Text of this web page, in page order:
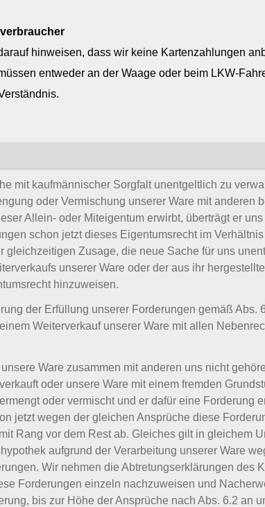
verpfänden noch sicherungsübereignen. Doch
oder verarbeiten, es sei denn,
Vertragspartner bereits im voraus einem Dritten
ihn zu einer neuen beweglichen Sache erfolgt in
erwachsen. Wir räumen dem Käufer schon
der neuen Sache zum Werte unserer Ware ein.
dem in der Rechnung ausgewiesenen Kaufpreis
zustehenden Sicherungen insoweit freigeben, als
mit kaufmännischer Sorgfalt unentgeltlich zu
oder Vermischung unserer Ware mit anderen
Allein- oder Miteigentum erwirbt, überträgt er
schon jetzt dieses Eigentumsrecht im
gleichzeitigen Zusage, die neue Sache für uns
unserer Ware oder der aus ihr
hinzuweisen.
der Erfüllung unserer Forderungen gemäß Abs.
Weiterverkauf unserer Ware mit allen
Ware zusammen mit anderen uns nicht
oder unsere Ware mit einem fremden
oder vermischt und er dafür eine Forderung
jetzt wegen der gleichen Ansprüche diese
Rang vor dem Rest ab. Gleiches gilt in gleichem
aufgrund der Verarbeitung unserer Ware
Wir nehmen die Abtretungserklärungen des
Forderungen einzeln nachzuweisen und
bis zur Höhe der Ansprüche nach Abs. 6.2 an
hinweisen, dass wir keine Kartenzahlungen
entweder an der Waage oder beim LKW-